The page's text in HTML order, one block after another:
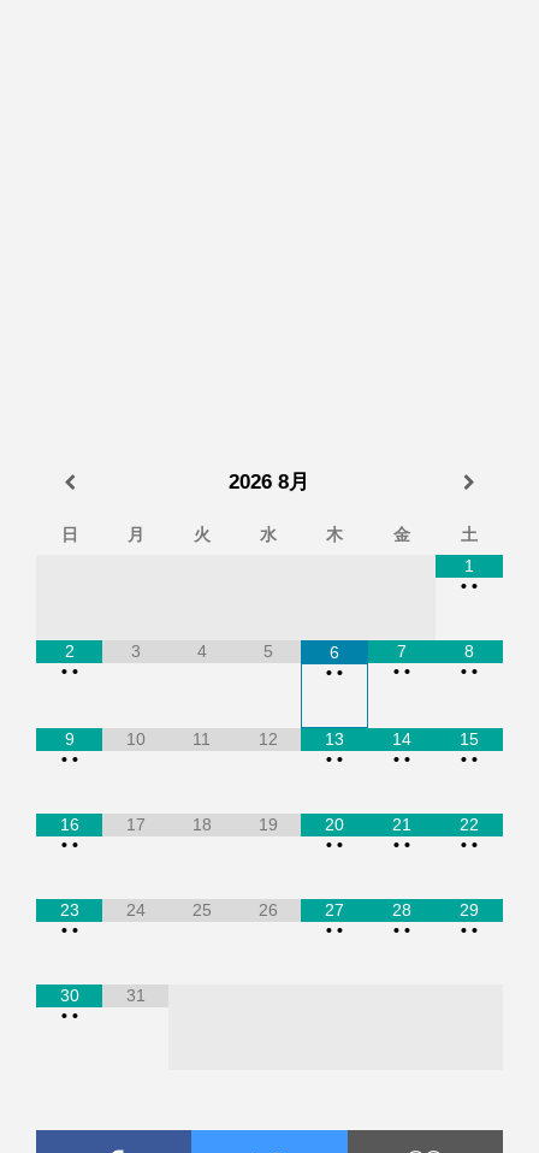
2026 8月
日 月 火 水 木 金
土
1
• •
2
• •
3 4 5
6
• •
7
• •
8
• •
9
• •
10 11 12
13
• •
14
• •
15
• •
16
• •
17 18 19
20
• •
21
• •
22
• •
23
• •
24 25 26
27
• •
28
• •
29
• •
30
• •
31